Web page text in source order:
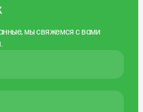
мы свяжемсяс вами